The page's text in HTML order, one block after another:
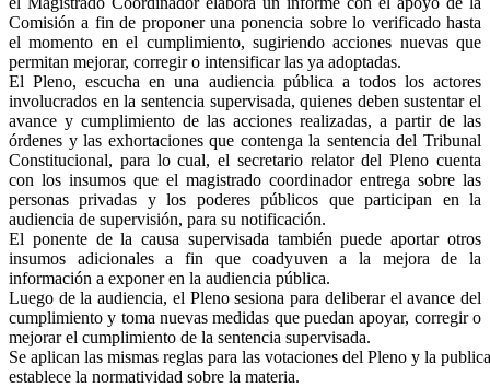
Comisión a fin de proponer una ponencia sobre lo verificado hasta
el momento en el cumplimiento, sugiriendo acciones nuevas que
permitan mejorar, corregir o intensificar las ya adoptadas.
El Pleno, escucha en una audiencia pública a todos los actores
involucrados en la sentencia supervisada, quienes deben sustentar el
avance y cumplimiento de las acciones realizadas, a partir de las
órdenes y las exhortaciones que contenga la sentencia del Tribunal
Constitucional, para lo cual, el secretario relator del Pleno cuenta
con los insumos que el magistrado coordinador entrega sobre las
personas privadas y los poderes públicos que participan en la
audiencia de supervisión, para su notificación.
El ponente de la causa supervisada también puede aportar otros
insumos adicionales a fin que coadyuven a la mejora de la
información a exponer en la audiencia pública.
Luego de la audiencia, el Pleno sesiona para deliberar el avance del
cumplimiento y toma nuevas medidas que puedan apoyar, corregir o
mejorar el cumplimiento de la sentencia supervisada.
Se aplican las mismas reglas para las votaciones del Pleno y la
establece la normatividad sobre la materia.